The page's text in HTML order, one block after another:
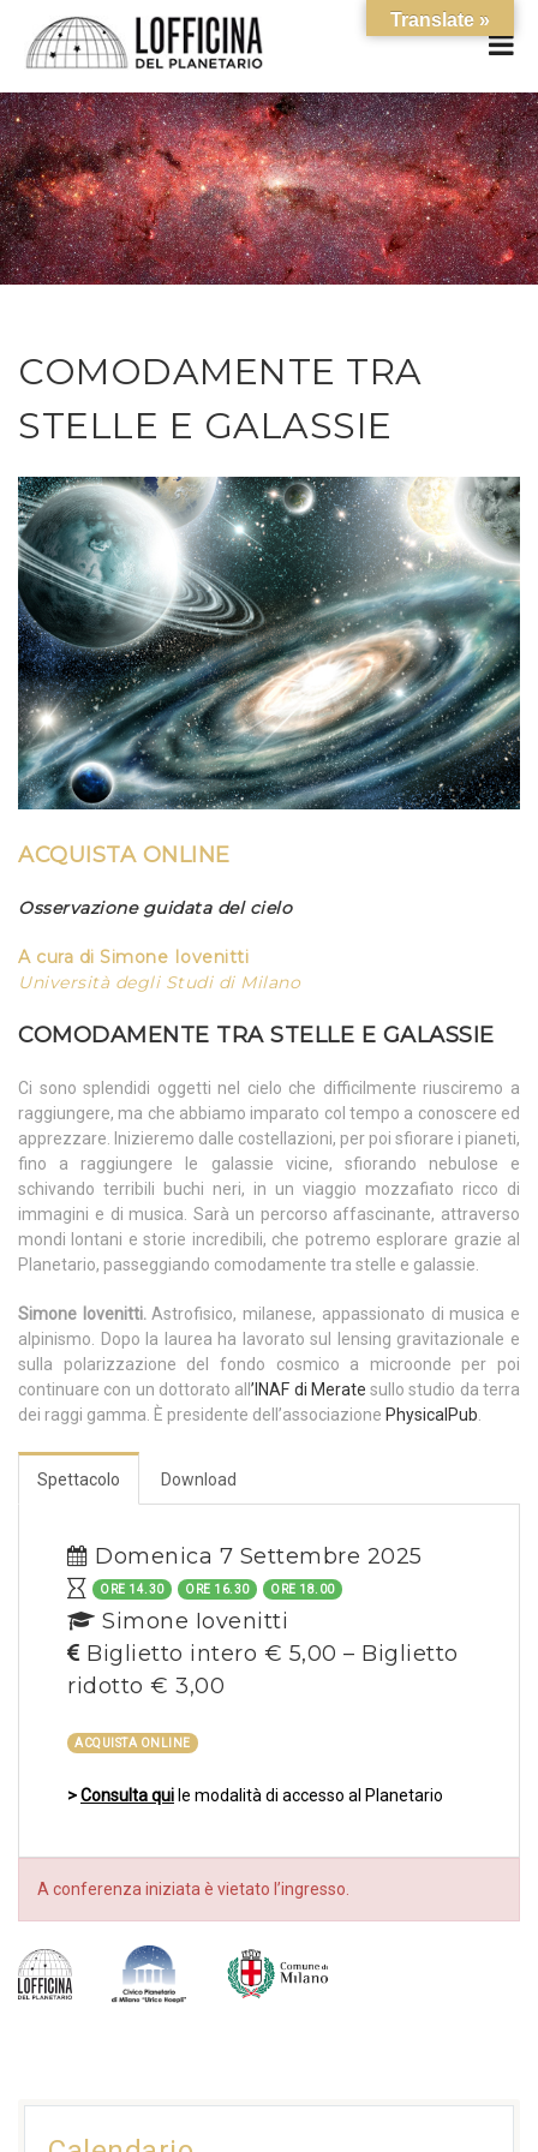
COMODAMENTE TRA
STELLE E GALASSIE
ACQUISTA ONLINE
Osservazione guidata del cielo
A cura di Simone Iovenitti
Università degli Studi di Milano
COMODAMENTE TRA STELLE E GALASSIE
Ci sono splendidi oggetti nel cielo che difficilmente riusciremo a
raggiungere, ma che abbiamo imparato col tempo a conoscere ed
apprezzare. Inizieremo dalle costellazioni, per poi sfiorare i pianeti,
fino a raggiungere le galassie vicine, sfiorando nebulose e
schivando terribili buchi neri, in un viaggio mozzafiato ricco di
immagini e di musica. Sarà un percorso affascinante, attraverso
mondi lontani e storie incredibili, che potremo esplorare grazie al
Planetario, passeggiando comodamente tra stelle e galassie.
Simone Iovenitti.Astrofisico, milanese, appassionato di musica e
alpinismo. Dopo la laurea ha lavorato sul lensing gravitazionale e
sulla polarizzazione del fondo cosmico a microonde per poi
continuare con un dottorato all’ INAF di Merate sullo studio da terra
dei raggi gamma. È presidente dell’associazione PhysicalPub.
Spettacolo Download
Domenica 7 Settembre 2025
ORE 14.30 ORE 16.30 ORE 18.00
Simone Iovenitti
Biglietto intero € 5,00 – Biglietto
ridotto € 3,00
ACQUISTA ONLINE
>Consulta qui le modalità di accesso al Planetario
A conferenza iniziata è vietato l’ingresso.
Translate »